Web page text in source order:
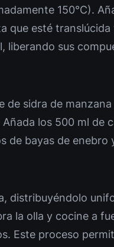
150°C).
que esté translúcida
liberando sus
de sidra de
los 500 ml de
de bayas de enebro
distribuyéndolo
la olla y cocine a
Este proceso